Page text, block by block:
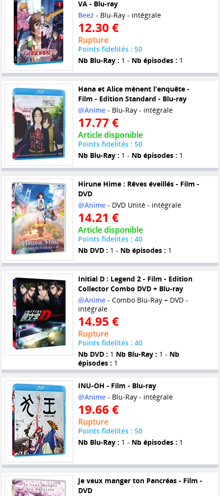
VA - Blu-ray
Beez - Blu-Ray - intégrale
12.30 €
Rupture
Points fidelités : 50
Nb Blu-Ray : 1 - Nb épisodes : 1
Hana et Alice mènent l'enquête -
Film - Edition Standard - Blu-ray
@Anime- Blu-Ray - intégrale
17.77 €
Article disponible
Points fidelités : 50
Nb Blu-Ray : 1 - Nb épisodes : 1
Hirune Hime : Rêves éveillés - Film -
DVD
@Anime- DVD Unité - intégrale
14.21 €
Article disponible
Points fidelités : 40
Nb DVD : 1 - Nb épisodes : 1
Initial D : Legend 2 - Film - Edition
Collector Combo DVD + Blu-ray
@Anime- Combo Blu-Ray + DVD -
intégrale
14.95 €
Rupture
Points fidelités : 40
Nb DVD : 1 Nb Blu-Ray : 1 - Nb
épisodes : 1
INU-OH - Film - Blu-ray
@Anime- Blu-Ray - intégrale
19.66 €
Rupture
Points fidelités : 50
Nb Blu-Ray : 1 - Nb épisodes : 1
Je veux manger ton Pancréas - Film -
DVD